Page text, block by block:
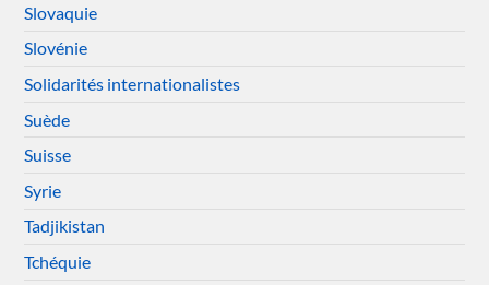
Slovaquie
Slovénie
Solidarités internationalistes
Suède
Suisse
Syrie
Tadjikistan
Tchéquie